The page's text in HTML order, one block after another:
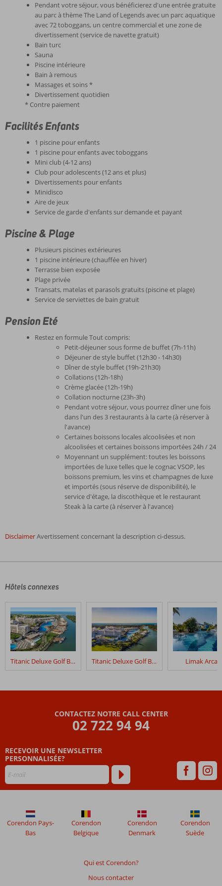
Pendant votre séjour, vous bénéficierez d'une entrée gratuite
au parc à thème The Land of Legends avec un parc aquatique
avec 72 toboggans, un centre commercial et une zone de
divertissement (service de navette gratuit)
Bain turc
Sauna
Piscine intérieure
Bain à remous
Massages et soins *
Divertissement quotidien
* Contre paiement
Facilités Enfants
1 piscine pour enfants
1 piscine pour enfants avec toboggans
Mini club (4-12 ans)
Club pour adolescents (12 ans et plus)
Divertissements pour enfants
Minidisco
Aire de jeux
Service de garde d'enfants sur demande et payant
Piscine & Plage
Plusieurs piscines extérieures
1 piscine intérieure (chauffée en hiver)
Terrasse bien exposée
Plage privée
Transats, matelas et parasols gratuits (piscine et plage)
Service de serviettes de bain gratuit
Pension Eté
Restez en formule Tout compris:
Petit-déjeuner sous forme de buffet (7h-11h)
Déjeuner de style buffet (12h30 - 14h30)
Dîner de style buffet (19h-21h30)
Collations (12h-18h)
Crème glacée (12h-19h)
Collation nocturne (23h-3h)
Pendant votre séjour, vous pourrez dîner une fois
dans l'un des 3 restaurants à la carte (à réserver à
l'avance)
Certaines boissons locales alcoolisées et non
alcoolisées et certaines boissons importées 24h / 24
Moyennant un supplément: toutes les boissons
importées de luxe telles que le cognac VSOP, les
boissons premium, les vins et champagnes de luxe
et importés (sous réserve de disponibilité), le
service d'étage, la discothèque et le restaurant
Steak à la carte (à réserver à l'avance)
DisclaimerAvertissement concernant la description ci-dessus.
écrits
nos
clients
après
leur
séjour
Rixos
plus
de
ne
plus
affichés
afin
Hôtels connexes
Titanic Deluxe Golf Belek Titanic Deluxe Golf Belek - Golf Package Limak
CONTACTEZ NOTRE CALL CENTER
02 722 94 94
RECEVOIR UNE NEWSLETTER
PERSONNALISÉE?
Qui est Corendon?
Nous contacter
Corendon Pays-
Bas
Corendon
Belgique
Corendon
Denmark
Corendon
Suède